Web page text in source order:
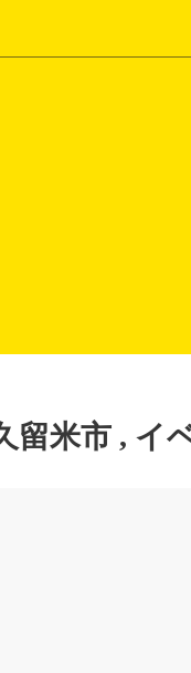
留米市 ,